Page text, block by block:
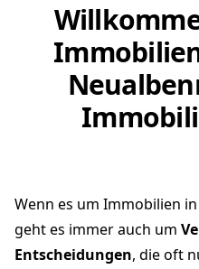
Wenn es um Immobilien
geht es immer auch um
Entscheidungen, die oft